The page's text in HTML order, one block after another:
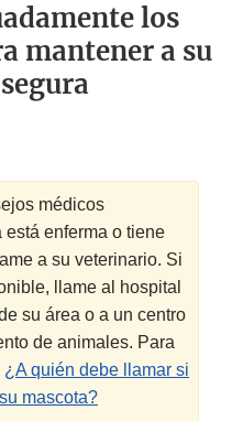
los
mantener a su
médicos
enferma o tiene
a su veterinario. Si
llame al hospital
su área o a un centro
de animales. Para
¿A quién debe llamar si
mascota?